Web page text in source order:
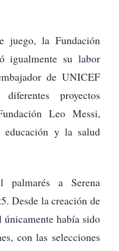
juego, la Fundación
igualmente su labor
de UNICEF
proyectos
Leo Messi,
educación y la salud
palmarés a Serena
Desde la creación de
había sido
con las selecciones